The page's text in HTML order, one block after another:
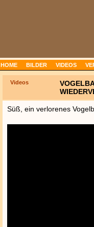
HOME BILDER VIDEOS
Videos
Süß, ein verlorenes